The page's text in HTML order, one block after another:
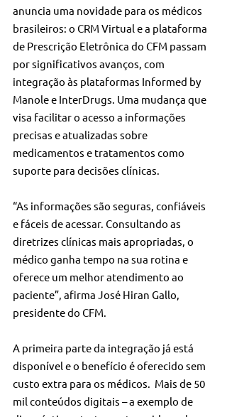
anuncia uma novidade para os médicos
brasileiros: o CRM Virtual e a plataforma
de Prescrição Eletrônica do CFM passam
por significativos avanços, com
integração às plataformas Informed by
Manole e InterDrugs. Uma mudança que
visa facilitar o acesso a informações
precisas e atualizadas sobre
medicamentos e tratamentos como
suporte para decisões clínicas.
“As informações são seguras, confiáveis
e fáceis de acessar. Consultando as
diretrizes clínicas mais apropriadas, o
médico ganha tempo na sua rotina e
oferece um melhor atendimento ao
paciente”, afirma José Hiran Gallo,
presidente do CFM.
A primeira parte da integração já está
disponível e o benefício é oferecido sem
custo extra para os médicos.  Mais de 50
mil conteúdos digitais – a exemplo de